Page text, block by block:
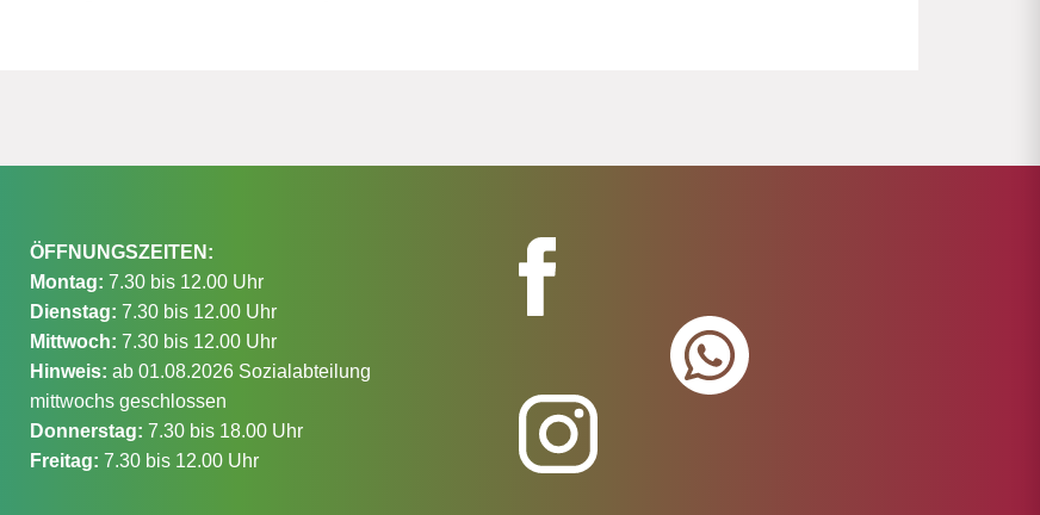
ÖFFNUNGSZEITEN:
Montag: 7.30 bis 12.00 Uhr
Dienstag: 7.30 bis 12.00 Uhr
Mittwoch: 7.30 bis 12.00 Uhr
Hinweis: ab 01.08.2026 Sozialabteilung
mittwochs geschlossen
Donnerstag: 7.30 bis 18.00 Uhr
Freitag: 7.30 bis 12.00 Uhr